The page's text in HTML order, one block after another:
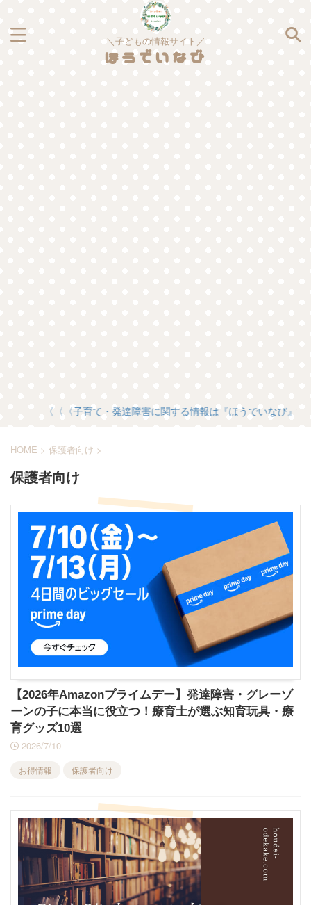
＼子どもの情報サイト／
ほうでいなび
〈〈〈子育て・発達障害に関する情報は『ほうでいなび』で検索
HOME > 保護者向け >
保護者向け
【2026年Amazonプライムデー】発達障害・グレーゾ
ーンの子に本当に役立つ！療育士が選ぶ知育玩具・療
育グッズ10選
2026/7/10
お得情報 保護者向け